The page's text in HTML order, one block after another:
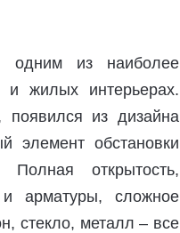
одним из наиболее
и жилых интерьерах.
появился из дизайна
элемент обстановки
Полная открытость,
арматуры, сложное
стекло, металл – все